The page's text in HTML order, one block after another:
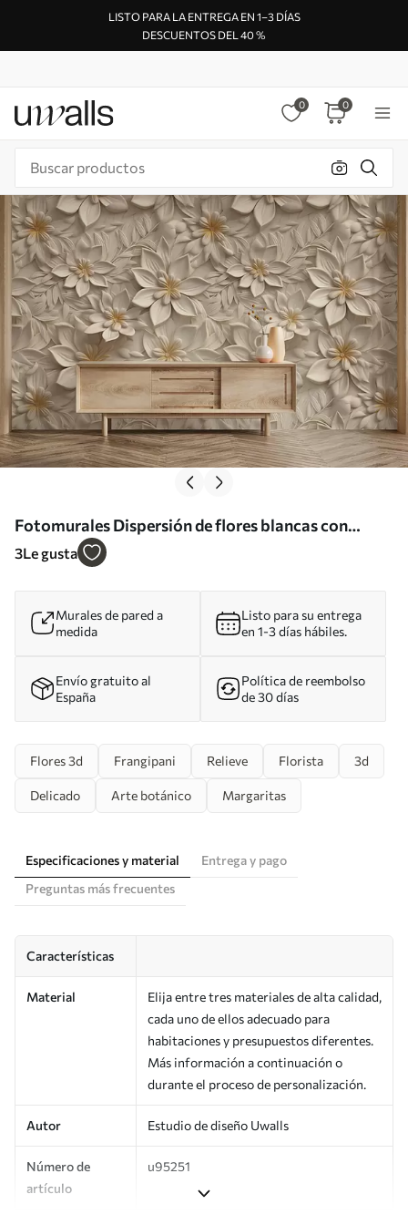
LISTO PARA LA ENTREGA EN 1–3 DÍAS
DESCUENTOS DEL 40 %
0 0
Fotomurales Dispersión de flores blancas con
efecto 3D Nr. u95251
3Le gusta
Murales de pared a
medida
Listo para su entrega
en 1-3 días hábiles.
Envío gratuito al
España
Política de reembolso
de 30 días
Flores 3d Frangipani Relieve Florista 3d
Delicado Arte botánico Margaritas
Especificaciones y material
Entrega y pago
Preguntas más frecuentes
Características
Material
Elija entre tres materiales de alta calidad,
cada uno de ellos adecuado para
habitaciones y presupuestos diferentes.
Más información a continuación o
durante el proceso de personalización.
Autor Estudio de diseño Uwalls
Número de
artículo
u95251